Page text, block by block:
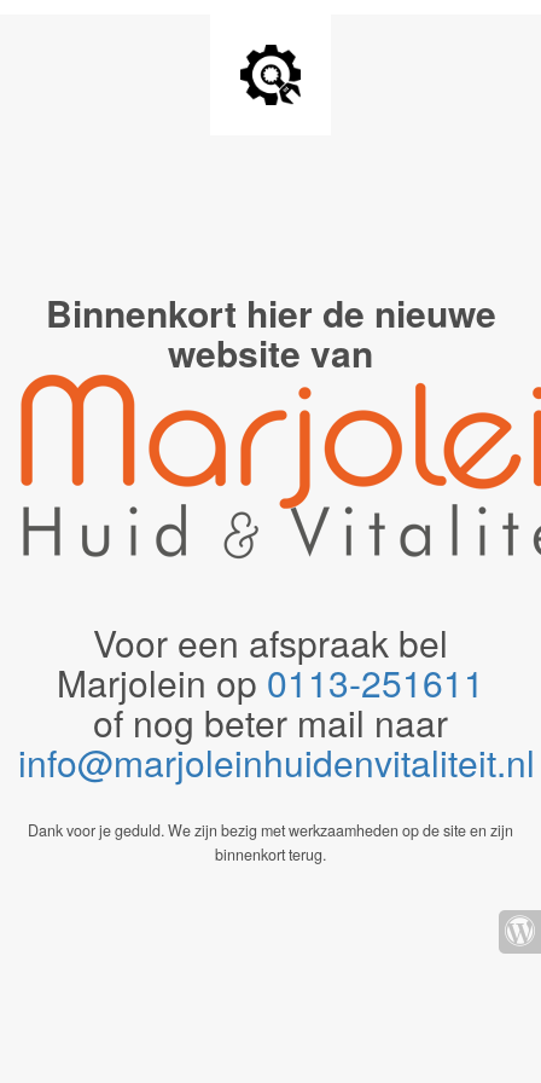
Binnenkort hier de nieuwe
website van
Voor een afspraak bel
Marjolein op 0113-251611
of nog beter mail naar
Dank voor je geduld. We zijn bezig met werkzaamheden op de site en zijn
binnenkort terug.